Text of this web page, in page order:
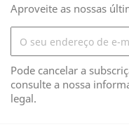
Aproveite as nossas
Pode cancelar a
consulte a nossa
legal.